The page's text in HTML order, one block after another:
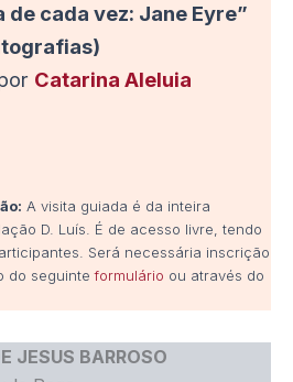
de cada vez: Jane Eyre”
Catarina Aleluia
A visita guiada é da inteira
D. Luís. É de acesso livre, tendo
Será necessária inscrição
do seguinteformulário ou através do
JESUS BARROSO